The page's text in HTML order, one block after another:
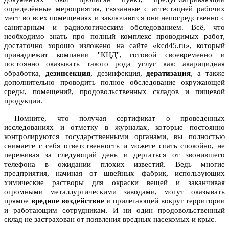
определённые мероприятия, связанные с аттестацией рабочих
мест во всех помещениях и заключаются они непосредственно с
санитарным и радиологическим обследованием. Всё, что
необходимо знать про полный комплекс проводимых работ,
достаточно хорошо изложено на сайте «kcd45.ru», который
принадлежит компании "КЦД", готовой своевременно и
постоянно оказывать такого рода услуг как: акарицидная
обработка, дезинсекция, дезинфекция, дератизация, а также
дополнительно проводить полное обследование окружающей
среды, помещений, продовольственных складов и пищевой
продукции.
Помните, что получая сертификат о проведенных
исследованиях и отметку в журналах, которые постоянно
контролируются государственными органами, вы полностью
снимаете с себя ответственность и можете спать спокойно, не
переживая за следующий день и дергаться от звонившего
телефона в ожидании плохих известий. Ведь многие
предприятия, начиная от швейных фабрик, использующих
химические растворы для окраски вещей и заканчивая
огромными металлургическими заводами, могут оказывать
прямое вредное воздействие и прилегающей вокруг территории
и работающим сотрудникам. И ни один продовольственный
склад не застрахован от появления вредных насекомых и крыс.